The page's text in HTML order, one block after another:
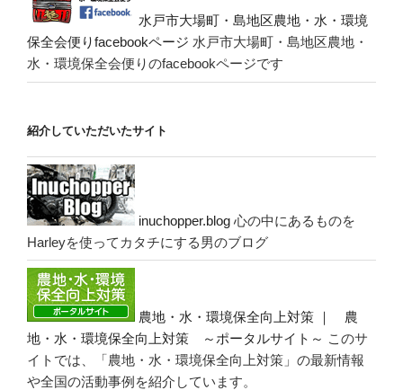
水戸市大場町・島地区農地・水・環境
保全会便りfacebookページ 水戸市大場町・島地区農地・
水・環境保全会便りのfacebookページです
紹介していただいたサイト
inuchopper.blog 心の中にあるものを
Harleyを使ってカタチにする男のブログ
農地・水・環境保全向上対策 ｜ 農
地・水・環境保全向上対策 ～ポータルサイト～ このサ
イトでは、「農地・水・環境保全向上対策」の最新情報
や全国の活動事例を紹介しています。